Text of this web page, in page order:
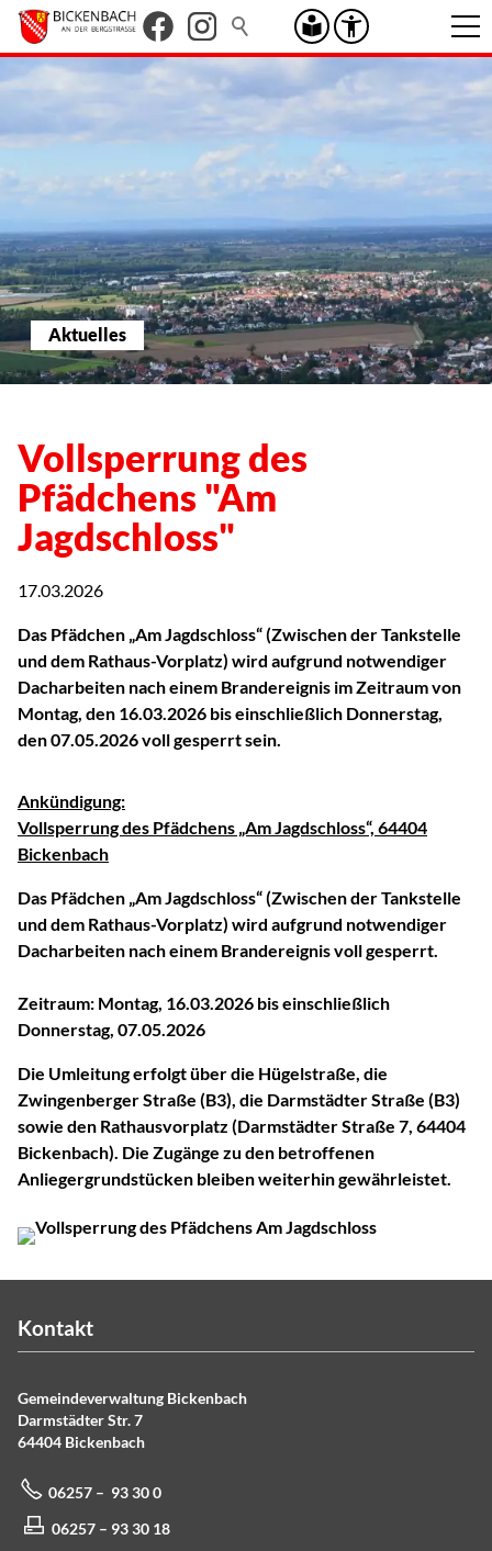
Aktuelles
Vollsperrung des
Pfädchens "Am
Jagdschloss"
17.03.2026
Das Pfädchen „Am Jagdschloss“ (Zwischen der Tankstelle
und dem Rathaus-Vorplatz) wird aufgrund notwendiger
Dacharbeiten nach einem Brandereignis im Zeitraum von
Montag, den 16.03.2026 bis einschließlich Donnerstag,
den 07.05.2026 voll gesperrt sein.
Ankündigung:
Vollsperrung des Pfädchens „Am Jagdschloss“, 64404
Bickenbach
Das Pfädchen „Am Jagdschloss“ (Zwischen der Tankstelle
und dem Rathaus-Vorplatz) wird aufgrund notwendiger
Dacharbeiten nach einem Brandereignis voll gesperrt.
Zeitraum: Montag, 16.03.2026 bis einschließlich
Donnerstag, 07.05.2026
Die Umleitung erfolgt über die Hügelstraße, die
Zwingenberger Straße (B3), die Darmstädter Straße (B3)
sowie den Rathausvorplatz (Darmstädter Straße 7, 64404
Bickenbach). Die Zugänge zu den betroffenen
Anliegergrundstücken bleiben weiterhin gewährleistet.
Kontakt
Gemeindeverwaltung Bickenbach
Darmstädter Str. 7
64404 Bickenbach
06257 – 93 30 0
06257 – 93 30 18